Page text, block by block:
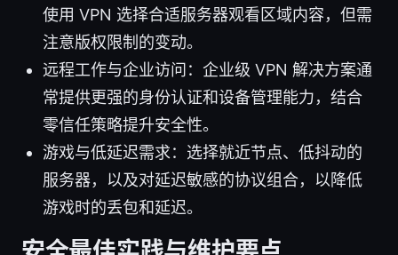
使用 VPN 选择合适服务器观看区域内容，但需
注意版权限制的变动。
远程工作与企业访问：企业级 VPN 解决方案通
常提供更强的身份认证和设备管理能力，结合
零信任策略提升安全性。
游戏与低延迟需求：选择就近节点、低抖动的
服务器，以及对延迟敏感的协议组合，以降低
游戏时的丢包和延迟。